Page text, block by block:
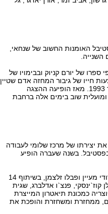
האומנות החשוב של שנחאי,
של יורם קניוק ובבימויו של
חייו של גיבור המחזה אדם שטיין
כרוויו ססגוני, רציני וציני. הצגת הבכורה התקיימה באוקטובר 1993. מאז הופיעה ההצגה
ומועלית שוב בימים אלה ברחבת
יצירתו של מרכז שלומי לעבודה
בפסטיבל. בשנה שעברה הופיע
"מפעל חיינו, זיכרון ושיכחה" היא יצירה משותפת לבמאים דודי מעיין ופבלו זלצמן, בשיתוף 14
קוז`ינסקי, פנצ`ו אדלברג, שגית
כמכונת תיאטרון המייצרת
ממחזרת ומשחזרת והופכת את